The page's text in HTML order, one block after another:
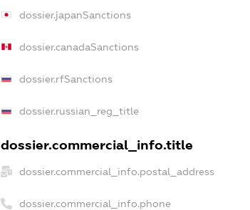
dossier.japanSanctions
dossier.canadaSanctions
dossier.rfSanctions
dossier.russian_reg_title
dossier.commercial_info.title
dossier.commercial_info.postal_address
dossier.commercial_info.phone